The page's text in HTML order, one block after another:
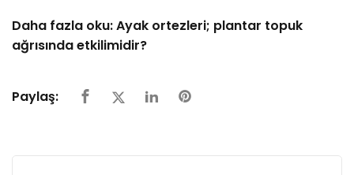
Daha fazla oku:Ayak ortezleri; plantar topuk
ağrısında etkilimidir?
Paylaş: